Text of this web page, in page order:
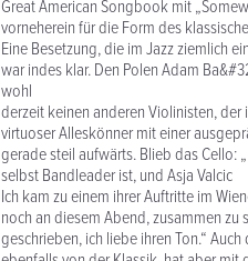
Great American Songbook mit
vorneherein für die Form des
Eine Besetzung, die im Jazz ziemlich
war indes klar. Den Polen Adam
wohl
derzeit keinen anderen Violinisten,
virtuoser Alleskönner mit einer
gerade steil aufwärts. Blieb das Cello:
selbst Bandleader ist, und Asja Valcic
Ich kam zu einem ihrer Auftritte im
noch an diesem Abend, zusammen zu
geschrieben, ich liebe ihren Ton.“